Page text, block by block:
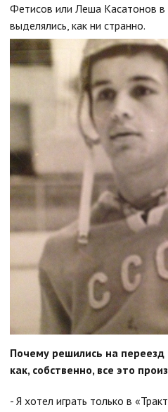
Фетисов или Леша Касатонов в
выделялись, как ни странно.
Почему решились на переезд
как, собственно, все это
- Я хотел играть только в